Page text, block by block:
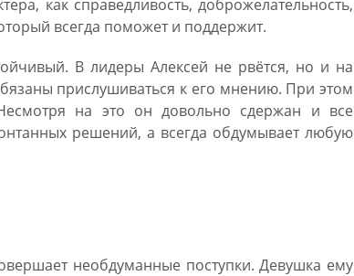
как справедливость, доброжелательность,
всегда поможет и поддержит.
В лидеры Алексей не рвётся, но и на
прислушиваться к его мнению. При этом
на это он довольно сдержан и все
решений, а всегда обдумывает любую
необдуманные поступки. Девушка ему